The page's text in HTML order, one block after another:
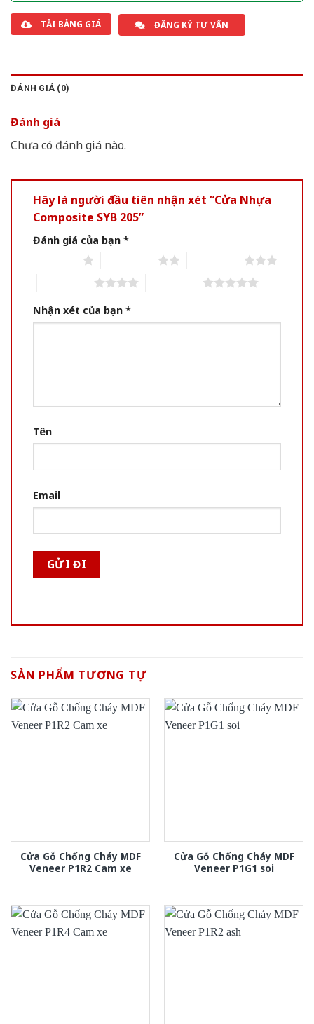
TẢI BẢNG GIÁ ĐĂNG KÝ TƯ VẤN
ĐÁNH GIÁ (0)
Đánh giá
Chưa có đánh giá nào.
Hãy là người đầu tiên nhận xét “Cửa Nhựa
Composite SYB 205”
Đánh giá của bạn *
Nhận xét của bạn *
Tên
Email
SẢN PHẨM TƯƠNG TỰ
Cửa Gỗ Chống Cháy MDF
Veneer P1R2 Cam xe
Cửa Gỗ Chống Cháy MDF
Veneer P1G1 soi